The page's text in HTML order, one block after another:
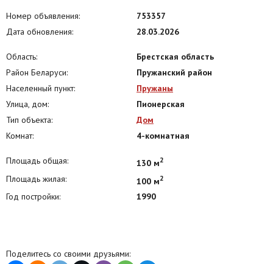
Номер объявления:
753357
Дата обновления:
28.03.2026
Область:
Брестская область
Район Беларуси:
Пружанский район
Населенный пункт:
Пружаны
Улица, дом:
Пионерская
Тип объекта:
Дом
Комнат:
4-комнатная
Площадь общая: 130 м2
Площадь жилая: 100 м2
Год постройки: 1990
Поделитесь со своими друзьями: